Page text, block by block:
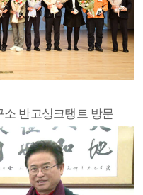
소 반고싱크탱트 방문